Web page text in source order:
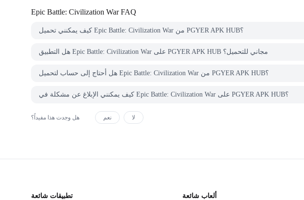
Epic Battle: Civilization WarFAQ
كيف يمكنني تحميل Epic Battle: Civilization War من PGYER APK HUB؟
هل التطبيق Epic Battle: Civilization War على PGYER APK HUB مجاني للتحميل؟
هل أحتاج إلى حساب لتحميل Epic Battle: Civilization War من PGYER APK HUB؟
كيف يمكنني الإبلاغ عن مشكلة في Epic Battle: Civilization War على PGYER APK HUB؟
هل وجدت هذا مفيداً؟ نعم لا
تطبيقات شائعة ألعاب شائعة